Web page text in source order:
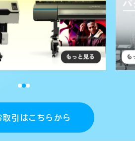
取引はこちらから